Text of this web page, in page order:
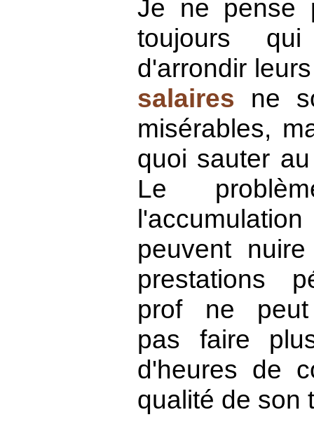
Je ne pense
toujours
d'arrondir
salaires ne
misérables,
quoi sauter
Le
peuvent
prestations
prof ne peut
pas faire
d'heures de
qualité de son